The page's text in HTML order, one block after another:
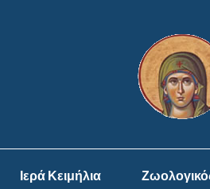
Ιερά Κειμήλια